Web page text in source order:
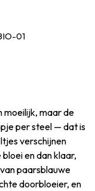
01
moeilijk, maar de
per steel — dat is
verschijnen
en dan klaar,
paarsblauwe
doorbloeier, en